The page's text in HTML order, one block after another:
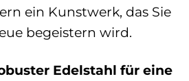
ein Kunstwerk, das Sie
begeistern wird.
Edelstahl für eine